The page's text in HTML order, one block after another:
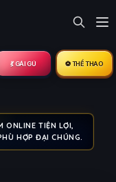
💃 GÁI GÚ ⚽ THỂ THAO
ONLINE TIỆN LỢI,
HỢP ĐẠI CHÚNG.